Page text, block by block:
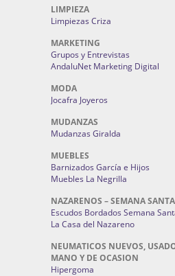
LIMPIEZA
Limpiezas Criza
MARKETING
Grupos y Entrevistas
AndaluNet Marketing Digital
MODA
Jocafra Joyeros
MUDANZAS
Mudanzas Giralda
MUEBLES
Barnizados García e Hijos
Muebles La Negrilla
NAZARENOS – SEMANA SANTA
Escudos Bordados Semana
La Casa del Nazareno
NEUMATICOS NUEVOS,
MANO Y DE OCASION
Hipergoma